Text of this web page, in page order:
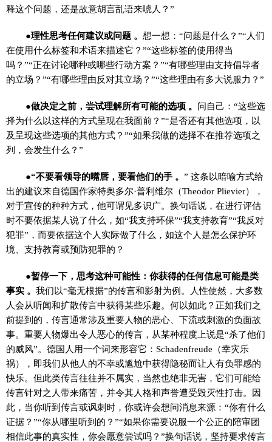
释这个问题，还是故意胡言乱语来唬人？”
●理性思考任何建议或问题 。 想一想：“问题是什么？”“人们
在使用什么标签和术语来描述它？”“这些标签的使用得当
吗？”“正在讨论哪种或哪些行动方案？”“有哪些理由支持倡导者
的立场？”“有哪些理由反对其立场？”“这些理由有多大说服力？”
●做决定之前，尝试理解所有可能的选项 。 问自己：“这些选
择为什么以这样的方式呈现在我面前？”“是否还有其他选项，以
及呈现这些选项的其他方式？”“如果我做的选择不在推荐选项之
列，会发生什么？”
●“不要看领导的嘴唇，要看他们的手 。 ” 这条以暗喻方式给
出的建议来自德国作家特奥多尔·普利维尔（Theodor Plievier），
对于宣传的种种方式，他可谓见多识广。换句话说，在进行评估
时不要依据某人说了什么，如“我支持环保”“我支持教育”“我反对
犯罪”，而要依据这个人实际做了什么，如这个人是怎么保护环
境、支持教育或预防犯罪的？
●暂停一下，思考这种可能性：你获得的任何信息可能是类
事实 。 我们以“毫无根据”的传言和影射为例。人性使然，大多数
人会从听闻和扩散传言中获得某些乐趣。何以如此？正如我们之
前提到的，传言通常涉及重要人物的恶心、下流或刺激的负面故
事。重要人物爆出令人恶心的传言，从某种程度上说是“杀了他们
的威风”。德国人用一个词来形容它：Schadenfreude（幸灾乐
祸），即我们从他人的不幸或尴尬中获得隐秘而让人有负罪感的
快乐。但此类传言往往并不属实，当然也绝非无害，它们可能给
传言针对之人带来痛苦，并令其人格和声誉遭受毁灭性打击。因
此，当你听到传言或讽刺时，你或许会想问消息来源：“你有什么
证据？”“你从哪里听到的？”“如果你需要说服一个公正的陪审团
相信此事的真实性，你会愿意尝试吗？”换句话说，坚持要求传言